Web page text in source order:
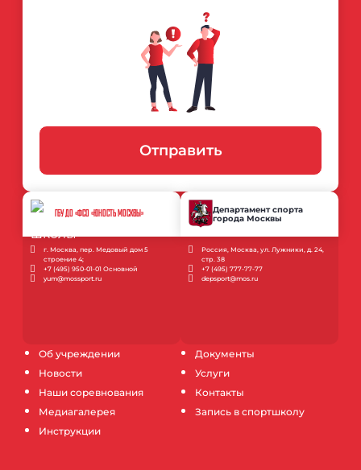
Об учреждении
Новости
Наши соревнования
Медиагалерея
Инструкции
Документы
Услуги
Контакты
Запись в спортшколу
Отправить
ГБУ ДО «ФСО «ЮНОСТЬ МОСКВЫ»
г. Москва, пер. Медовый дом 5
строение 4;
+7 (495) 950-01-01 Основной
yum@mossport.ru
Департамент спорта
города Москвы
Россия, Москва, ул. Лужники, д. 24,
стр. 38
+7 (495) 777-77-77
depsport@mos.ru